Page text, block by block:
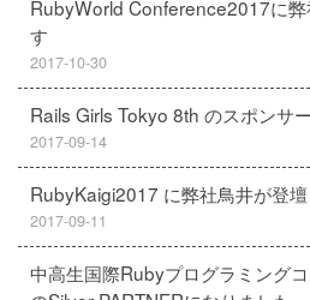
RubyWorld Conference2017に弊
す
2017-10-30
Rails Girls Tokyo 8th のスポンサ
2017-09-14
RubyKaigi2017 に弊社鳥井が登
2017-09-11
中高生国際Rubyプログラミング